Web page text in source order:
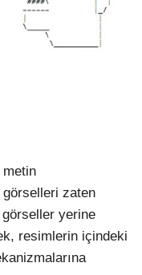
metin
zaten
görseller yerine
resimlerin içindeki